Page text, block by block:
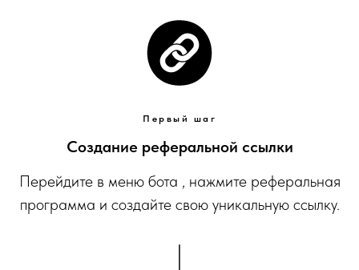
Первый шаг
Создание реферальной ссылки
Перейдите в меню бота , нажмите реферальная
программа и создайте свою уникальную ссылку.